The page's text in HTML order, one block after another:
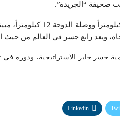
صحيفة “الجريدة”.
وأشار إلى أن طول الجسر
ويعد رابع جسر في العالم من حيث
جسر جابر الاستراتيجية، ودوره
Linkedin